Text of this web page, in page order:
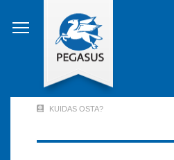
edasi
põhisisu
Account
KUIDAS OSTA?